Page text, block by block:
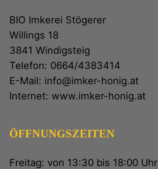
BIO Imkerei Stögerer
Willings 18
3841 Windigsteig
Telefon: 0664/4383414
E-Mail: info@imker-honig.at
Internet: www.imker-honig.at
ÖFFNUNGSZEITEN
Freitag: von 13:30 bis 18:00 Uhr